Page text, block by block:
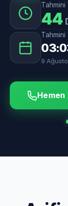
Tahmini
44
Tahmini
9
Hemen